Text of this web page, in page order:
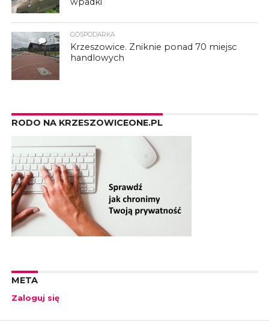
3
GOSPODARKA
Krzeszowice. Zniknie ponad 70 miejsc
handlowych
RODO NA KRZESZOWICEONE.PL
META
Zaloguj się